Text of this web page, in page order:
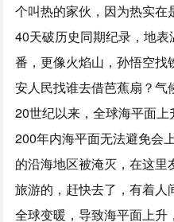
个叫热的家伙，因为热实
40天破历史同期纪录，地
番，更像火焰山，孙悟空
安人民找谁去借芭蕉扇？气
20世纪以来，全球海平面
200年内海平面无法避免会
的沿海地区被淹灭，在这
旅游的，赶快去了，有着
全球变暖，导致海平面上